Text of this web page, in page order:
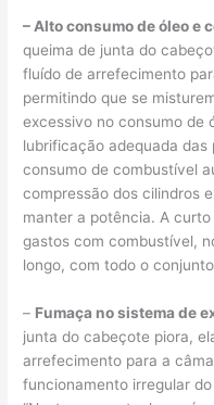
– Alto consumo de óleo e
queima de junta do
fluído de arrefecimento
permitindo que se
excessivo no consumo de
lubrificação adequada das
consumo de combustível
compressão dos cilindros
manter a potência. A
gastos com combustível,
longo, com todo o
– Fumaça no sistema de
junta do cabeçote piora,
arrefecimento para a
funcionamento irregular